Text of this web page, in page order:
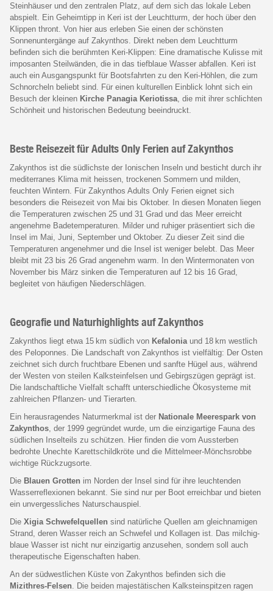
Steinhäuser und den zentralen Platz, auf dem sich das lokale Leben
abspielt. Ein Geheimtipp in Keri ist der Leuchtturm, der hoch über den
Klippen thront. Von hier aus erleben Sie einen der schönsten
Sonnenuntergänge auf Zakynthos. Direkt neben dem Leuchtturm
befinden sich die berühmten Keri-Klippen: Eine dramatische Kulisse mit
imposanten Steilwänden, die in das tiefblaue Wasser abfallen. Keri ist
auch ein Ausgangspunkt für Bootsfahrten zu den Keri-Höhlen, die zum
Schnorcheln beliebt sind. Für einen kulturellen Einblick lohnt sich ein
Besuch der kleinen Kirche Panagia Keriotissa , die mit ihrer schlichten
Schönheit und historischen Bedeutung beeindruckt.
Beste Reisezeit für Adults Only Ferien auf Zakynthos
Zakynthos ist die südlichste der Ionischen Inseln und besticht durch ihr
mediterranes Klima mit heissen, trockenen Sommern und milden,
feuchten Wintern. Für Zakynthos Adults Only Ferien eignet sich
besonders die Reisezeit von Mai bis Oktober. In diesen Monaten liegen
die Temperaturen zwischen 25 und 31 Grad und das Meer erreicht
angenehme Badetemperaturen. Milder und ruhiger präsentiert sich die
Insel im Mai, Juni, September und Oktober. Zu dieser Zeit sind die
Temperaturen angenehmer und die Insel ist weniger belebt. Das Meer
bleibt mit 23 bis 26 Grad angenehm warm. In den Wintermonaten von
November bis März sinken die Temperaturen auf 12 bis 16 Grad,
begleitet von häufigen Niederschlägen.
Geografie und Naturhighlights auf Zakynthos
Zakynthos liegt etwa 15 km südlich von Kefalonia und 18 km westlich
des Peloponnes. Die Landschaft von Zakynthos ist vielfältig: Der Osten
zeichnet sich durch fruchtbare Ebenen und sanfte Hügel aus, während
der Westen von steilen Kalksteinfelsen und Gebirgszügen geprägt ist.
Die landschaftliche Vielfalt schafft unterschiedliche Ökosysteme mit
zahlreichen Pflanzen- und Tierarten.
Ein herausragendes Naturmerkmal ist der Nationale Meerespark von
Zakynthos , der 1999 gegründet wurde, um die einzigartige Fauna des
südlichen Inselteils zu schützen. Hier finden die vom Aussterben
bedrohte Unechte Karettschildkröte und die Mittelmeer-Mönchsrobbe
wichtige Rückzugsorte.
Die Blauen Grotten im Norden der Insel sind für ihre leuchtenden
Wasserreflexionen bekannt. Sie sind nur per Boot erreichbar und bieten
ein unvergessliches Naturschauspiel.
Die Xigia Schwefelquellen sind natürliche Quellen am gleichnamigen
Strand, deren Wasser reich an Schwefel und Kollagen ist. Das milchig-
blaue Wasser ist nicht nur einzigartig anzusehen, sondern soll auch
therapeutische Eigenschaften haben.
An der südwestlichen Küste von Zakynthos befinden sich die
Mizithres-Felsen . Die beiden majestätischen Kalksteinspitzen ragen